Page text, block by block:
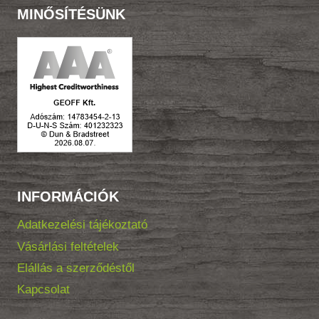
MINŐSÍTÉSÜNK
INFORMÁCIÓK
Adatkezelési tájékoztató
Vásárlási feltételek
Elállás a szerződéstől
Kapcsolat